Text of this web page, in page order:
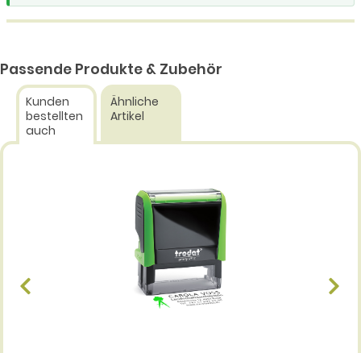
Passende Produkte & Zubehör
Kunden
bestellten
auch
Ähnliche
Artikel